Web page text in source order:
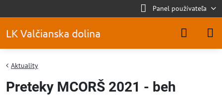
Panel používateľa
LK Valčianska dolina
Aktuality
Preteky MCORŠ 2021 - beh